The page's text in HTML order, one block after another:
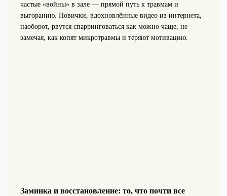
частые «войны» в зале — прямой путь к травмам и
выгоранию. Новички, вдохновлённые видео из интернета,
наоборот, рвутся спарринговаться как можно чаще, не
замечая, как копят микротравмы и теряют мотивацию.
Заминка и восстановление: то, что почти все